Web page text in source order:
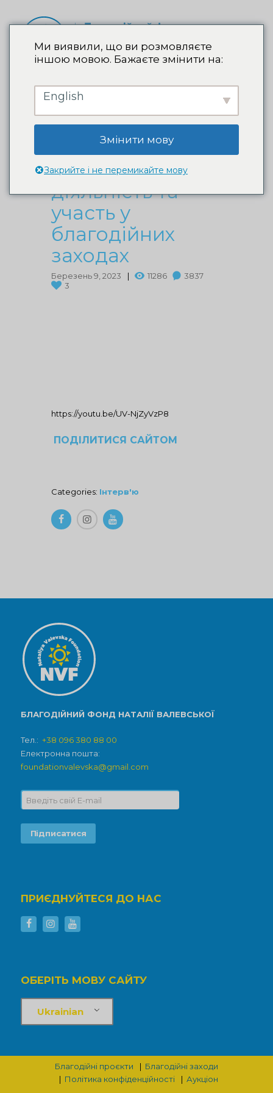
Наталія
Валевська
розповіла про
волонтерську
діяльність та
участь у
благодійних
заходах
Березень 9, 2023 11286
3837
3
https://youtu.be/UV-NjZyVzP8
ПОДІЛИТИСЯ САЙТОМ
Categories: Інтерв'ю
БЛАГОДІЙНИЙ ФОНД НАТАЛІЇ ВАЛЕВСЬКОЇ
Тел.: +38 096 380 88 00
Електронна пошта:
foundationvalevska@gmail.com
ПРИЄДНУЙТЕСЯ ДО НАС
ОБЕРІТЬ МОВУ САЙТУ
Ukrainian
Благодійні проєкти
Благодійні заходи
Політика конфіденційності
Аукціон
Ми виявили, що ви розмовляєте
іншою мовою. Бажаєте змінити на:
English
Змінити мову
Закрийте і не перемикайте мову